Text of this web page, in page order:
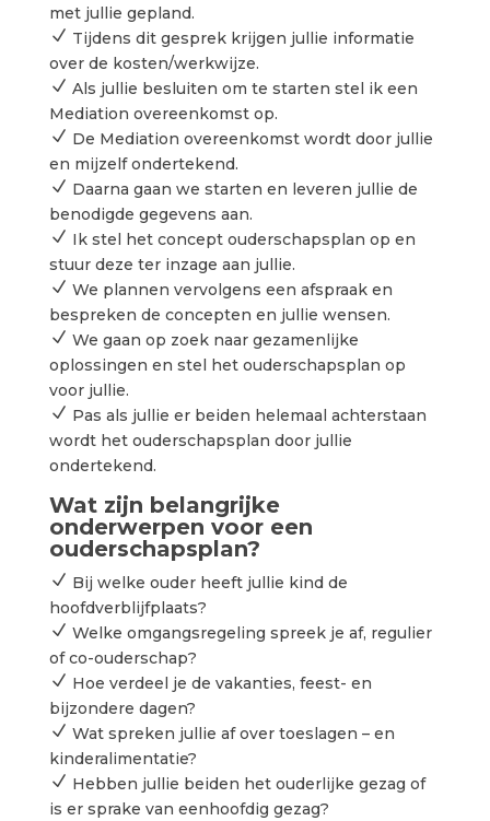
met jullie gepland.
N Tijdens dit gesprek krijgen jullie informatie
over de kosten/werkwijze.
N Als jullie besluiten om te starten stel ik een
Mediation overeenkomst op.
N De Mediation overeenkomst wordt door jullie
en mijzelf ondertekend.
N Daarna gaan we starten en leveren jullie de
benodigde gegevens aan.
N Ik stel het concept ouderschapsplan op en
stuur deze ter inzage aan jullie.
N We plannen vervolgens een afspraak en
bespreken de concepten en jullie wensen.
N We gaan op zoek naar gezamenlijke
oplossingen en stel het ouderschapsplan op
voor jullie.
N Pas als jullie er beiden helemaal achterstaan
wordt het ouderschapsplan door jullie
ondertekend.
Wat zijn belangrijke
onderwerpen voor een
ouderschapsplan?
N Bij welke ouder heeft jullie kind de
hoofdverblijfplaats?
N Welke omgangsregeling spreek je af, regulier
of co-ouderschap?
N Hoe verdeel je de vakanties, feest- en
bijzondere dagen?
N Wat spreken jullie af over toeslagen – en
kinderalimentatie?
N Hebben jullie beiden het ouderlijke gezag of
is er sprake van eenhoofdig gezag?